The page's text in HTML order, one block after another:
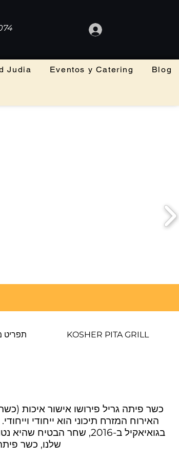
Judia Eventos y Catering Blog
KOSHER PITA GRILL תפריט
כשר פיתה גריל פירושו אישור איכות
האירוח המזרח תיכוני הוא ייחודי
בגואיאקיל ב-2016, שחר